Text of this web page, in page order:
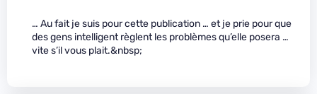
… Au fait je suis pour cette publication … et je prie pour que
des gens intelligent règlent les problèmes qu’elle posera …
vite s’il vous plait.&nbsp;